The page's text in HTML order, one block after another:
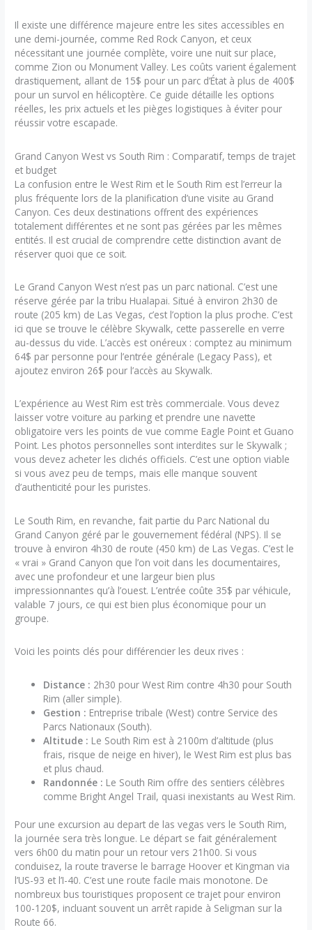
Il existe une différence majeure entre les sites accessibles en
une demi-journée, comme Red Rock Canyon, et ceux
nécessitant une journée complète, voire une nuit sur place,
comme Zion ou Monument Valley. Les coûts varient également
drastiquement, allant de 15$ pour un parc d’État à plus de 400$
pour un survol en hélicoptère. Ce guide détaille les options
réelles, les prix actuels et les pièges logistiques à éviter pour
réussir votre escapade.
Grand Canyon West vs South Rim : Comparatif, temps de trajet
et budget
La confusion entre le West Rim et le South Rim est l’erreur la
plus fréquente lors de la planification d’une visite au Grand
Canyon. Ces deux destinations offrent des expériences
totalement différentes et ne sont pas gérées par les mêmes
entités. Il est crucial de comprendre cette distinction avant de
réserver quoi que ce soit.
Le Grand Canyon West n’est pas un parc national. C’est une
réserve gérée par la tribu Hualapai. Situé à environ 2h30 de
route (205 km) de Las Vegas, c’est l’option la plus proche. C’est
ici que se trouve le célèbre Skywalk, cette passerelle en verre
au-dessus du vide. L’accès est onéreux : comptez au minimum
64$ par personne pour l’entrée générale (Legacy Pass), et
ajoutez environ 26$ pour l’accès au Skywalk.
L’expérience au West Rim est très commerciale. Vous devez
laisser votre voiture au parking et prendre une navette
obligatoire vers les points de vue comme Eagle Point et Guano
Point. Les photos personnelles sont interdites sur le Skywalk ;
vous devez acheter les clichés officiels. C’est une option viable
si vous avez peu de temps, mais elle manque souvent
d’authenticité pour les puristes.
Le South Rim, en revanche, fait partie du Parc National du
Grand Canyon géré par le gouvernement fédéral (NPS). Il se
trouve à environ 4h30 de route (450 km) de Las Vegas. C’est le
« vrai » Grand Canyon que l’on voit dans les documentaires,
avec une profondeur et une largeur bien plus
impressionnantes qu’à l’ouest. L’entrée coûte 35$ par véhicule,
valable 7 jours, ce qui est bien plus économique pour un
groupe.
Voici les points clés pour différencier les deux rives :
Distance : 2h30 pour West Rim contre 4h30 pour South
Rim (aller simple).
Gestion : Entreprise tribale (West) contre Service des
Parcs Nationaux (South).
Altitude : Le South Rim est à 2100m d’altitude (plus
frais, risque de neige en hiver), le West Rim est plus bas
et plus chaud.
Randonnée : Le South Rim offre des sentiers célèbres
comme Bright Angel Trail, quasi inexistants au West Rim.
Pour une excursion au depart de las vegas vers le South Rim,
la journée sera très longue. Le départ se fait généralement
vers 6h00 du matin pour un retour vers 21h00. Si vous
conduisez, la route traverse le barrage Hoover et Kingman via
l’US-93 et l’I-40. C’est une route facile mais monotone. De
nombreux bus touristiques proposent ce trajet pour environ
100-120$, incluant souvent un arrêt rapide à Seligman sur la
Route 66.